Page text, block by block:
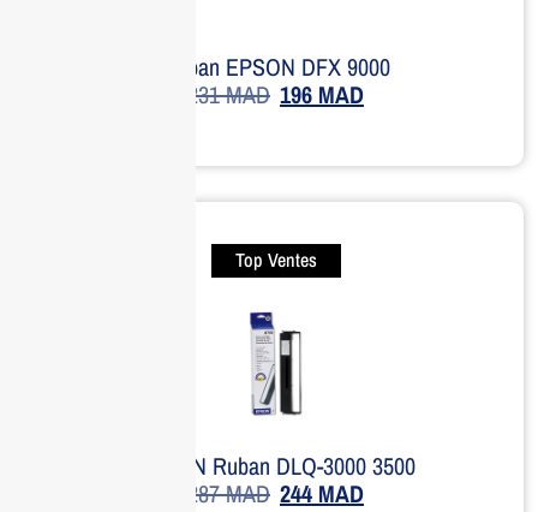
Ruban EPSON DFX 9000
231MAD 196 MAD
Top Ventes
EPSON Ruban DLQ-3000 3500
287MAD 244 MAD